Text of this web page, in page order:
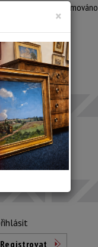
autorský štítek, rámováno
50,5 x 65,5 cm
SELČ
000 Kč
Registrovat
×